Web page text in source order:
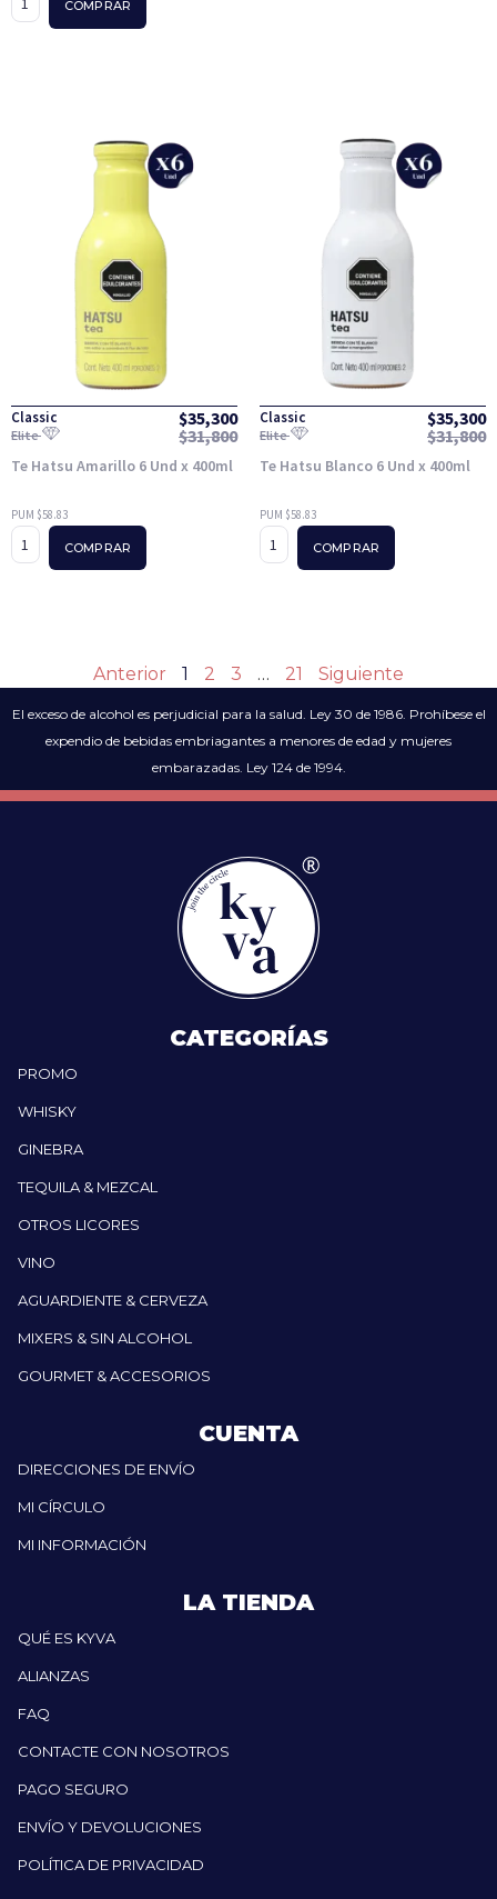
COMPRAR
Classic $35,300
Elite $31,800
Te Hatsu Amarillo 6 Und x 400ml
PUM $58.83
COMPRAR
Classic $35,300
Elite $31,800
Te Hatsu Blanco 6 Und x 400ml
PUM $58.83
COMPRAR
Anterior 1 2 3 … 21 Siguiente
El exceso de alcohol es perjudicial para la salud. Ley 30 de 1986. Prohíbese el
expendio de bebidas embriagantes a menores de edad y mujeres
embarazadas. Ley 124 de 1994.
CATEGORÍAS
PROMO
WHISKY
GINEBRA
TEQUILA & MEZCAL
OTROS LICORES
VINO
AGUARDIENTE & CERVEZA
MIXERS & SIN ALCOHOL
GOURMET & ACCESORIOS
CUENTA
DIRECCIONES DE ENVÍO
MI CÍRCULO
MI INFORMACIÓN
LA TIENDA
QUÉ ES KYVA
ALIANZAS
FAQ
CONTACTE CON NOSOTROS
PAGO SEGURO
ENVÍO Y DEVOLUCIONES
POLÍTICA DE PRIVACIDAD